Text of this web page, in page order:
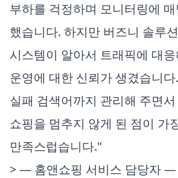
부하를 걱정하며 모니터링에
했습니다. 하지만 버즈니 솔루
시스템이 알아서 트래픽에 대
운영에 대한 신뢰가 생겼습니
실패 검색어까지 관리해 주면
쇼핑을 멈추지 않게 된 점이 가
만족스럽습니다."
> — 홈앤쇼핑 서비스 담당자 —